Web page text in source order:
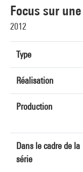
Focus sur
2012
Type
Réalisation
Production
Dans le cadre de la
série